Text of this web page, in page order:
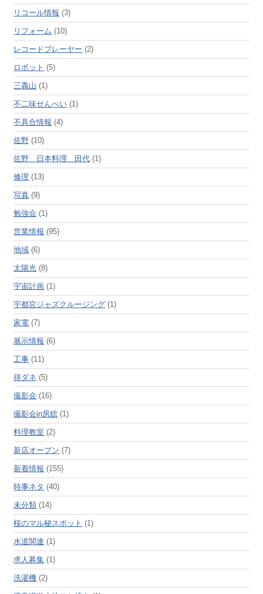
リコール情報 (3)
リフォーム (10)
レコードプレーヤー (2)
ロボット (5)
三毳山 (1)
不二味せんべい (1)
不具合情報 (4)
佐野 (10)
佐野 日本料理 田代 (1)
修理 (13)
写真 (9)
勉強会 (1)
営業情報 (95)
地域 (6)
太陽光 (8)
宇宙計画 (1)
宇都宮ジャズクルージング (1)
家電 (7)
展示情報 (6)
工事 (11)
得ダネ (5)
撮影会 (16)
撮影会in房総 (1)
料理教室 (2)
新店オープン (7)
新着情報 (155)
時事ネタ (40)
未分類 (14)
桜のマル秘スポット (1)
水道関連 (1)
求人募集 (1)
洗濯機 (2)